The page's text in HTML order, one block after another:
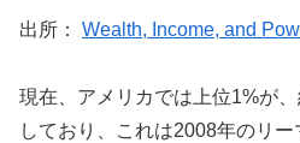
出所： Wealth, Income, and
現在、アメリカでは上位1%が
しており、これは2008年のリ